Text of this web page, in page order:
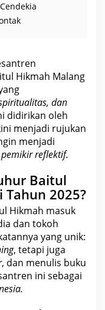
Hikmah Malang
dan
didirikan oleh
menjadi rujukan
menjadi
reflektif.
Baitul
Tahun 2025?
Hikmah masuk
dan tokoh
yang unik:
, tetapi juga
, dan menulis buku
ini sebagai
.